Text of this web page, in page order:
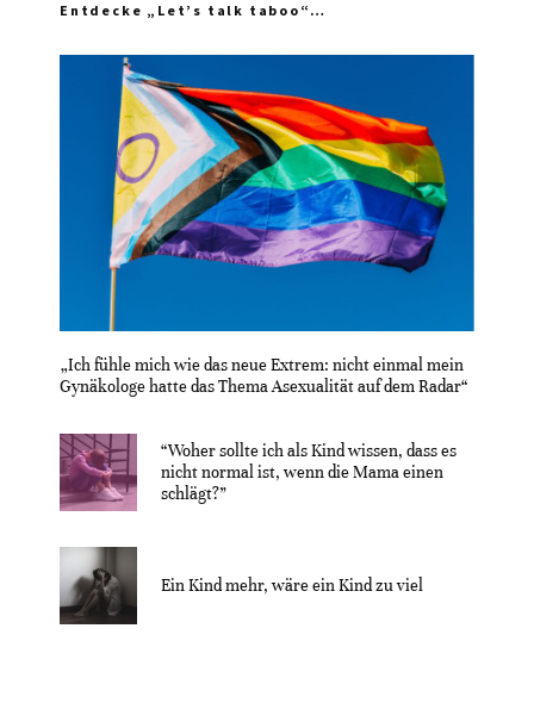
Entdecke „Let’s talk taboo“…
„Ich fühle mich wie das neue Extrem: nicht einmal mein
Gynäkologe hatte das Thema Asexualität auf dem Radar“
“Woher sollte ich als Kind wissen, dass es
nicht normal ist, wenn die Mama einen
schlägt?”
Ein Kind mehr, wäre ein Kind zu viel